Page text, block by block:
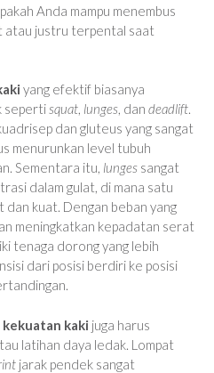
Anda mampu menembus
atau justru terpental saat
yang efektif biasanya
sepertisquat, lunges, dan deadlift.
dan gluteus yang sangat
menurunkan level tubuh
Sementara itu, lunges sangat
dalam gulat, di mana satu
dan kuat. Dengan beban yang
meningkatkan kepadatan serat
tenaga dorong yang lebih
dari posisi berdiri ke posisi
kaki juga harus
latihan daya ledak. Lompat
jarak pendek sangat